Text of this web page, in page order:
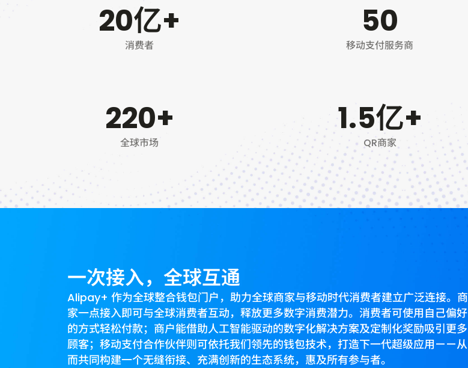
20亿+
消费者
50
移动支付服务商
220+
全球市场
1.5亿+
QR商家
一次接入，全球互通
Alipay+ 作为全球整合钱包门户，助力全球商家与移动时代消费者建立广泛连接。商
家一点接入即可与全球消费者互动，释放更多数字消费潜力。消费者可使用自己偏好
的方式轻松付款；商户能借助人工智能驱动的数字化解决方案及定制化奖励吸引更多
顾客；移动支付合作伙伴则可依托我们领先的钱包技术，打造下一代超级应用——从
而共同构建一个无缝衔接、充满创新的生态系统，惠及所有参与者。